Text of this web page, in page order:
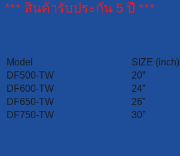
*** สินค้ารับประกัน 5 ปี ***
Model SIZE (inch)
DF500-TW
20”
DF600-TW
24”
DF650-TW
26”
DF750-TW
30”